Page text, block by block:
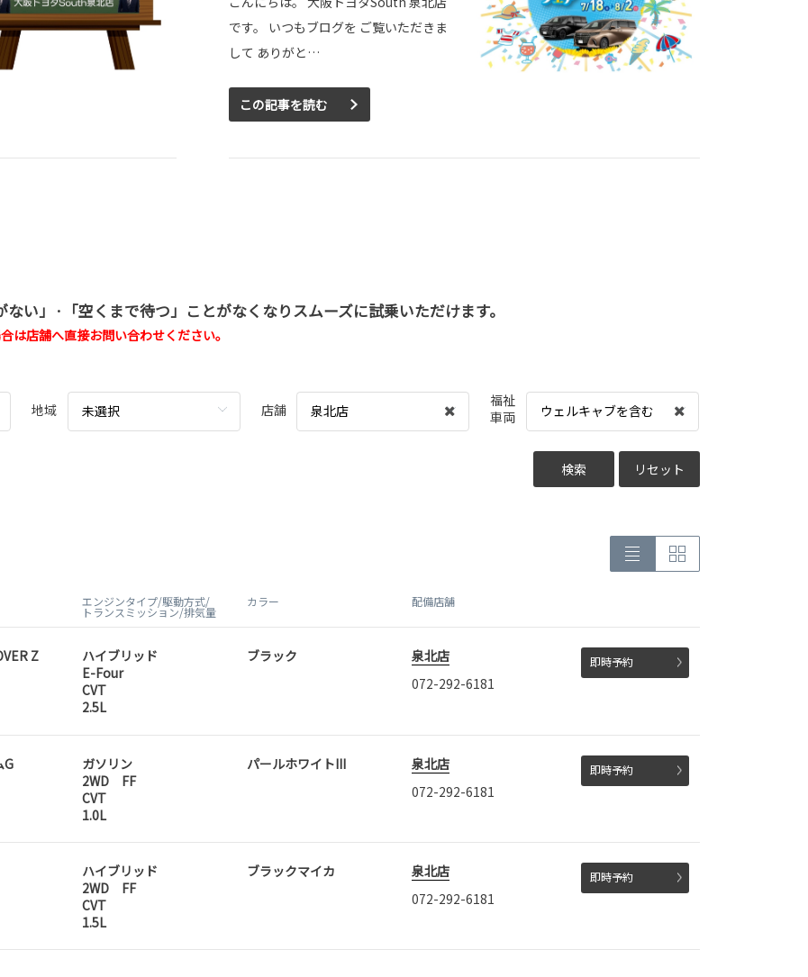
です。 いつもブログを ご覧いただきま
して ありがと…
この記事を読む
い」·「空くまで待つ」ことがなくなりスムーズに試乗いただけます。
は店舗へ直接お問い合わせください。
地域 未選択 店舗 泉北店
福祉
車両
ウェルキャブを含む
検索 リセット
エンジンタイプ/駆動方式/
トランスミッション/排気量
カラー 配備店舗
Z
ハイブリッド
E-Four
CVT
2.5L
ブラック
泉北店
072-292-6181
即時予約
G
ガソリン
2WD FF
CVT
1.0L
パールホワイトIII
泉北店
072-292-6181
即時予約
ハイブリッド
2WD FF
CVT
1.5L
ブラックマイカ
泉北店
072-292-6181
即時予約